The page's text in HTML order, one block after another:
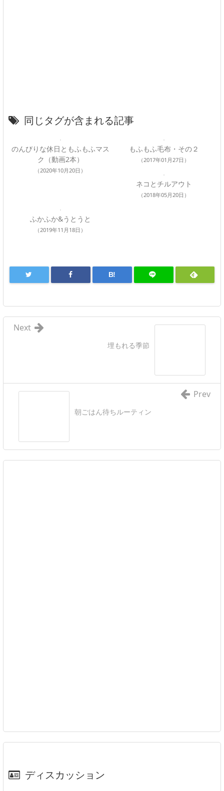
同じタグが含まれる記事
のんびりな休日ともふもふマス
ク（動画2本）
（2020年10月20日）
もふもふ毛布・その２
（2017年01月27日）
ネコとチルアウト
（2018年05月20日）
ふかふか&うとうと
（2019年11月18日）
B!
埋もれる季節
Next
朝ごはん待ちルーティン
Prev
ディスカッション